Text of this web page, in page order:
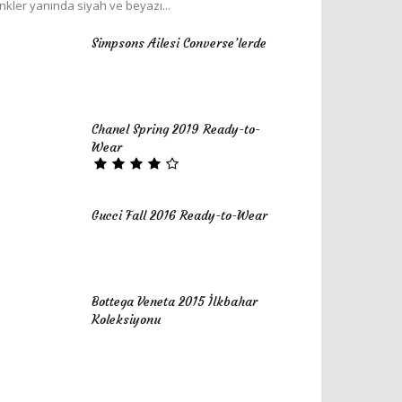
yanında siyah ve beyazı...
Simpsons Ailesi Converse’lerde
Chanel Spring 2019 Ready-to-
Wear
Gucci Fall 2016 Ready-to-Wear
Bottega Veneta 2015 İlkbahar
Koleksiyonu